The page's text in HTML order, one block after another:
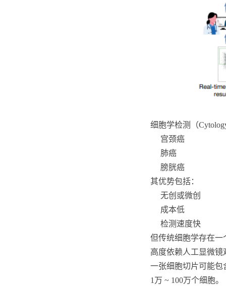
细胞学检测（
宫颈癌
肺癌
膀胱癌
其优势包括：
无创或微创
成本低
检测速度快
但传统细胞学存在一
高度依赖人工显微镜
一张细胞切片可能包
1万 ~ 100万个细胞。